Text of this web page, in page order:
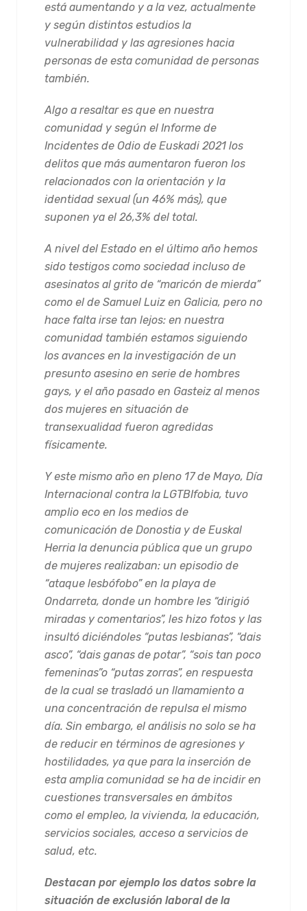
está aumentando y a la vez, actualmente
y según distintos estudios la
vulnerabilidad y las agresiones hacia
personas de esta comunidad de personas
también.
Algo a resaltar es que en nuestra
comunidad y según el Informe de
Incidentes de Odio de Euskadi 2021 los
delitos que más aumentaron fueron los
relacionados con la orientación y la
identidad sexual (un 46% más), que
suponen ya el 26,3% del total.
A nivel del Estado en el último año hemos
sido testigos como sociedad incluso de
asesinatos al grito de “maricón de mierda”
como el de Samuel Luiz en Galicia, pero no
hace falta irse tan lejos: en nuestra
comunidad también estamos siguiendo
los avances en la investigación de un
presunto asesino en serie de hombres
gays, y el año pasado en Gasteiz al menos
dos mujeres en situación de
transexualidad fueron agredidas
físicamente.
Y este mismo año en pleno 17 de Mayo, Día
Internacional contra la LGTBIfobia, tuvo
amplio eco en los medios de
comunicación de Donostia y de Euskal
Herria la denuncia pública que un grupo
de mujeres realizaban: un episodio de
“ataque lesbófobo” en la playa de
Ondarreta, donde un hombre les “dirigió
miradas y comentarios”, les hizo fotos y las
insultó diciéndoles “putas lesbianas”, “dais
asco”, “dais ganas de potar”, “sois tan poco
femeninas”o “putas zorras”, en respuesta
de la cual se trasladó un llamamiento a
una concentración de repulsa el mismo
día. Sin embargo, el análisis no solo se ha
de reducir en términos de agresiones y
hostilidades, ya que para la inserción de
esta amplia comunidad se ha de incidir en
cuestiones transversales en ámbitos
como el empleo, la vivienda, la educación,
servicios sociales, acceso a servicios de
salud, etc.
Destacan por ejemplo los datos sobre la
situación de exclusión laboral de la